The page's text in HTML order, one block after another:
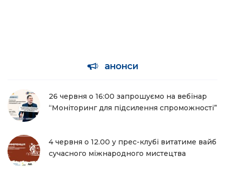
анонси
26 червня о 16:00 запрошуємо на вебінар
“Моніторинг для підсилення спроможності”
4 червня о 12.00 у прес-клубі витатиме вайб
сучасного міжнародного мистецтва